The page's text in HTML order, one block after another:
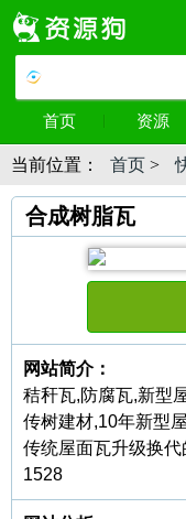
首页 资源
当前位置： 首页 >
合成树脂瓦
网站简介：
秸秆瓦,防腐瓦,新型
传树建材,10年新型
传统屋面瓦升级换
1528